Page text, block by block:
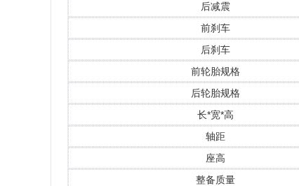
后减震
前刹车
后刹车
前轮胎规格
后轮胎规格
长*宽*高
轴距
座高
整备质量